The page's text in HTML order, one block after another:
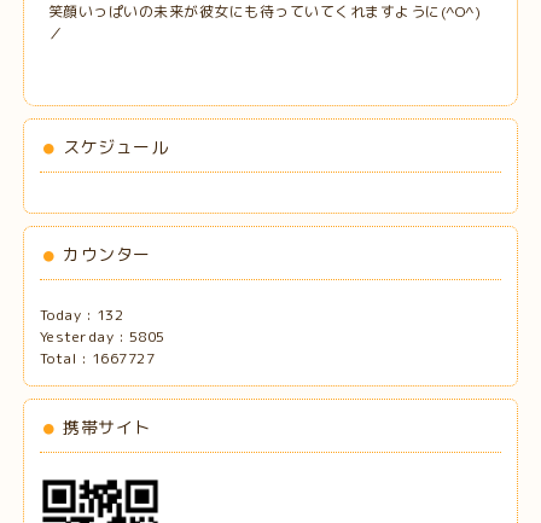
笑顔いっぱいの未来が彼女にも待っていてくれますように(^O^)
／
スケジュール
カウンター
Today : 132
Yesterday : 5805
Total : 1667727
携帯サイト